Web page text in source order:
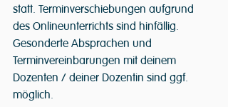
statt. Terminverschiebungen aufgrund
des Onlineunterrichts sind hinfällig.
Gesonderte Absprachen und
Terminvereinbarungen mit deinem
Dozenten / deiner Dozentin sind ggf.
möglich.